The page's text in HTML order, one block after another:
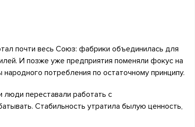
почти весь Союз: фабрики объединилась для
И позже уже предприятия поменяли фокус на
потребления по остаточному принципу.
люди переставали работать с
Стабильность утратила былую ценность,